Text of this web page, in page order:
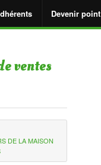
Devenir
ventes
DE LA MAISON